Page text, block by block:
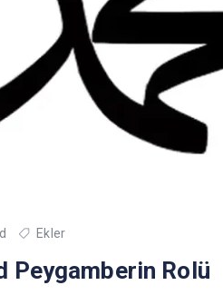
Ekler
Peygamberin Rolü